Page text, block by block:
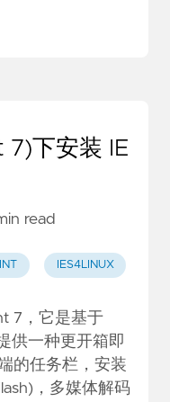
7)下安装 IE
read
IES4LINUX
7，它是基于
供一种更开箱即
的任务栏，安装
，多媒体解码